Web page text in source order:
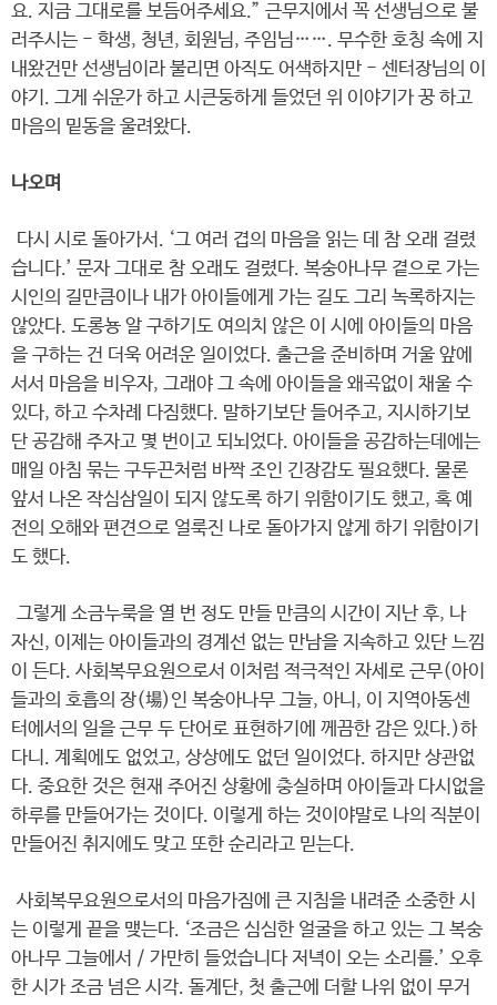
요. 지금 그대로를 보듬어주세요.” 근무지에서 꼭 선생님으로 불
러주시는 - 학생, 청년, 회원님, 주임님……. 무수한 호칭 속에 지
내왔건만 선생님이라 불리면 아직도 어색하지만 - 센터장님의 이
야기. 그게 쉬운가 하고 시큰둥하게 들었던 위 이야기가 꿍 하고
마음의 밑동을 울려왔다.
나오며
다시 시로 돌아가서. ‘그 여러 겹의 마음을 읽는 데 참 오래 걸렸
습니다.’ 문자 그대로 참 오래도 걸렸다. 복숭아나무 곁으로 가는
시인의 길만큼이나 내가 아이들에게 가는 길도 그리 녹록하지는
않았다. 도롱뇽 알 구하기도 여의치 않은 이 시에 아이들의 마음
을 구하는 건 더욱 어려운 일이었다. 출근을 준비하며 거울 앞에
서서 마음을 비우자, 그래야 그 속에 아이들을 왜곡없이 채울 수
있다, 하고 수차례 다짐했다. 말하기보단 들어주고, 지시하기보
단 공감해 주자고 몇 번이고 되뇌었다. 아이들을 공감하는데에는
매일 아침 묶는 구두끈처럼 바짝 조인 긴장감도 필요했다. 물론
앞서 나온 작심삼일이 되지 않도록 하기 위함이기도 했고, 혹 예
전의 오해와 편견으로 얼룩진 나로 돌아가지 않게 하기 위함이기
도 했다.
그렇게 소금누룩을 열 번 정도 만들 만큼의 시간이 지난 후, 나
자신, 이제는 아이들과의 경계선 없는 만남을 지속하고 있단 느낌
이 든다. 사회복무요원으로서 이처럼 적극적인 자세로 근무(아이
들과의 호흡의 장(場)인 복숭아나무 그늘, 아니, 이 지역아동센
터에서의 일을 근무 두 단어로 표현하기에 께끔한 감은 있다.)하
다니. 계획에도 없었고, 상상에도 없던 일이었다. 하지만 상관없
다. 중요한 것은 현재 주어진 상황에 충실하며 아이들과 다시없을
하루를 만들어가는 것이다. 이렇게 하는 것이야말로 나의 직분이
만들어진 취지에도 맞고 또한 순리라고 믿는다.
사회복무요원으로서의 마음가짐에 큰 지침을 내려준 소중한 시
는 이렇게 끝을 맺는다. ‘조금은 심심한 얼굴을 하고 있는 그 복숭
아나무 그늘에서 / 가만히 들었습니다 저녁이 오는 소리를.’ 오후
한 시가 조금 넘은 시각. 돌계단, 첫 출근에 더할 나위 없이 무거